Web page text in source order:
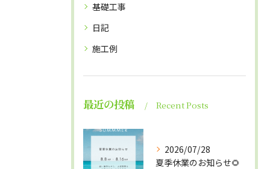
基礎工事
日記
施工例
最近の投稿 Recent Posts
2026/07/28
夏季休業のお知らせ🌻